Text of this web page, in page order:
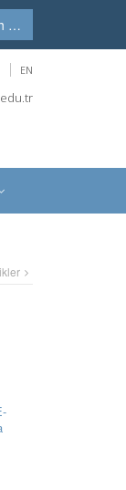
…
EN